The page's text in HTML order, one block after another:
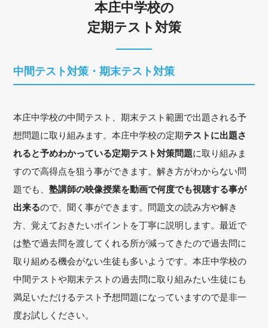
本庄中学校の
定期テスト対策
中間テスト対策・期末テスト対策
本庄中学校の中間テスト、期末テスト範囲で出題される予
想問題に取り組みます。本庄中学校の定期テストに出題さ
れると予めわかっている定期テスト対策問題に取り組みま
すので高得点を狙う事ができます。解き方がわからない問
題でも、塾講師の映像授業を動画で何度でも視聴する事が
出来るので、聞く事ができます。問題文の読み方や解き
方、覚えておきたいポイントを丁寧に説明します。最近で
は塾で過去問を渡してくれる所が減ってきたので過去問に
取り組める機会がない生徒も多いようです。本庄中学校の
中間テストや期末テストの過去問に取り組みたい生徒にも
満足いただけるテスト予想問題になっていますので是非一
度お試しください。